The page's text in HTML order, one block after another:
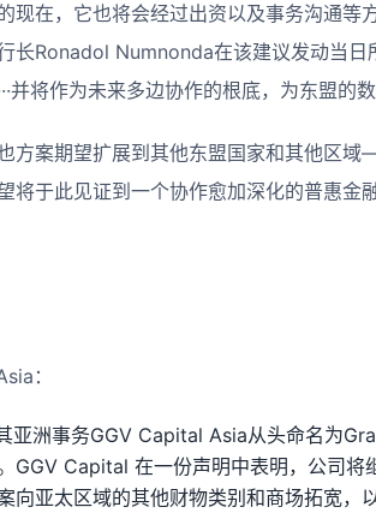
现在，它也将会经过出资以及事务沟通等
长Ronadol Numnonda在该建议发动当日
并将作为未来多边协作的根底，为东盟的
方案期望扩展到其他东盟国家和其他区
于此见证到一个协作愈加深化的普惠金融
：
亚洲事务GGV Capital Asia从头命名为
GGV Capital 在一份声明中表明，公司将
向亚太区域的其他财物类别和商场拓宽，